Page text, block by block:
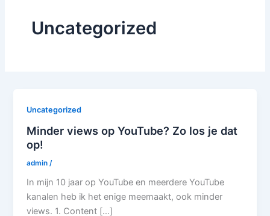
Uncategorized
Uncategorized
Minder views op YouTube? Zo los je dat
op!
admin /
In mijn 10 jaar op YouTube en meerdere YouTube
kanalen heb ik het enige meemaakt, ook minder
views. 1. Content […]